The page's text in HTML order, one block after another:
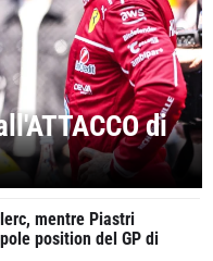
di
mentre Piastri
position del GP di